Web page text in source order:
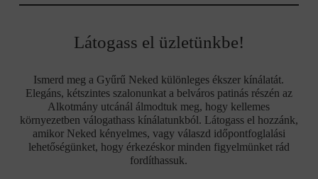
Látogass el üzletünkbe!
Ismerd meg a Gyűrű Neked különleges ékszer kínálatát.
Elegáns, kétszintes szalonunkat a belváros patinás részén az
Alkotmány utcánál álmodtuk meg, hogy kellemes
környezetben válogathass kínálatunkból. Látogass el hozzánk,
amikor Neked kényelmes, vagy válaszd időpontfoglalási
lehetőségünket, hogy érkezéskor minden figyelmünket rád
fordíthassuk.